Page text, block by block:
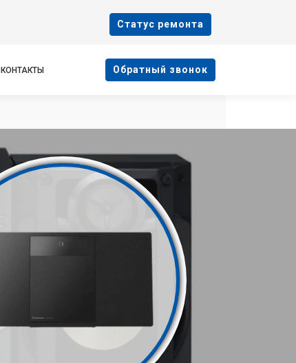
Cтатус ремонта
КОНТАКТЫ Oбратный звонок